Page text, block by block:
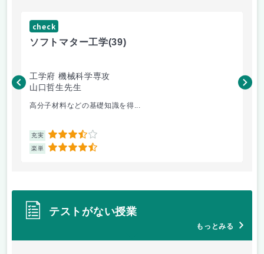
check
ソフトマター工学(39)
工学府 機械科学専攻
山口哲生先生
高分子材料などの基礎知識を得...
充実 3.5
楽単 4.5
鈴
テストがない授業
もっとみる